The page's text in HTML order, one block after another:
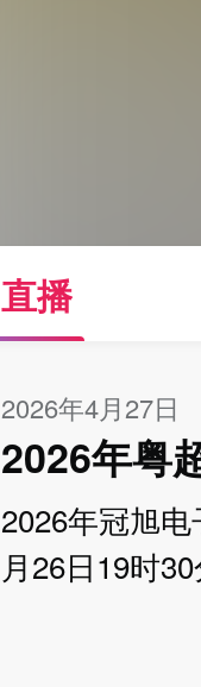
直播
2026年4月27日
2026年粤
2026年冠旭
月26日19时